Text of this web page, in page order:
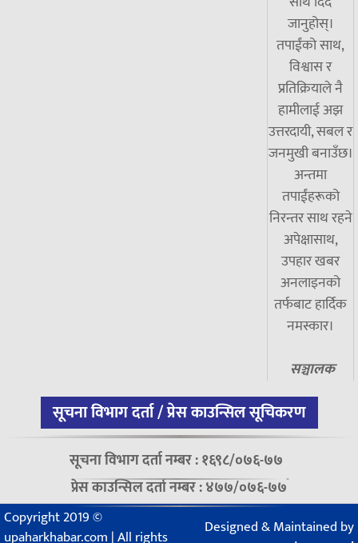
जानुहोस्।
तपाईंको साथ,
विश्वास र
प्रतिक्रियाले नै
हामीलाई अझ
उत्तरदायी, सबल र
जनमुखी बनाउँछ।
अन्तमा
तपाईंहरूको
निरन्तर साथ रहने
अपेक्षासाथ,
उपहार खबर
अनलाइनको
तर्फबाट हार्दिक
नमस्कार।
सञ्चालक
सूचना विभाग दर्ता / प्रेस काउन्सिल सूचिकरण
सूचना विभाग दर्ता नम्बर : १६९८/०७६-७७
प्रेस काउन्सिल दर्ता नम्बर : ४७७/०७६-७७
Copyright 2019 ©
upaharkhabar.com | All rights
Designed & Maintained by